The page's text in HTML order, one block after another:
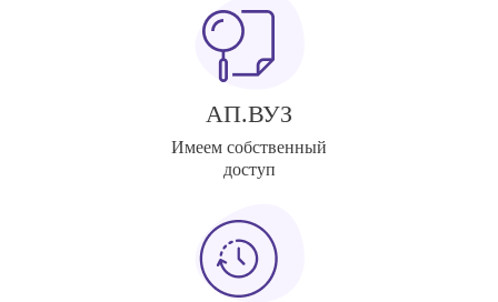
АП.ВУЗ
Имеем собственный
доступ